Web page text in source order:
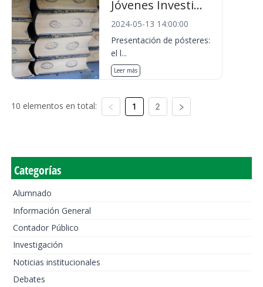
Jóvenes Investi...
2024-05-13 14:00:00
Presentación de pósteres:
el l...
Leer más
10 elementos en total: 1 2
Categorías
Alumnado
Información General
Contador Público
Investigación
Noticias institucionales
Debates